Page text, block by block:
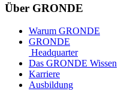
Über GRONDE
Warum GRONDE
GRONDE
Headquarter
Das GRONDE Wissen
Karriere
Ausbildung